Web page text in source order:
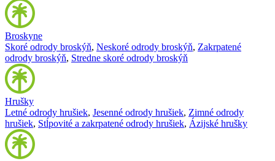
Broskyne
Skoré odrody broskýň, Neskoré odrody broskýň, Zakrpatené
odrody broskýň, Stredne skoré odrody broskýň
Hrušky
Letné odrody hrušiek, Jesenné odrody hrušiek, Zimné odrody
hrušiek, Stĺpovité a zakrpatené odrody hrušiek, Ázijské hrušky